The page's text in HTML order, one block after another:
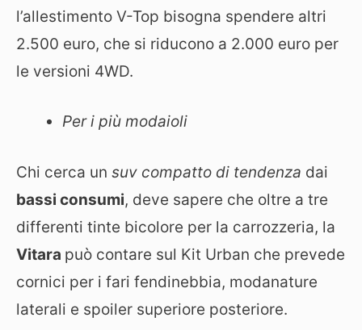
l’allestimento V-Top bisogna spendere altri
2.500 euro, che si riducono a 2.000 euro per
le versioni 4WD.
Per i più modaioli
Chi cerca un suv compatto di tendenza dai
bassi consumi, deve sapere che oltre a tre
differenti tinte bicolore per la carrozzeria, la
Vitara può contare sul Kit Urban che prevede
cornici per i fari fendinebbia, modanature
laterali e spoiler superiore posteriore.